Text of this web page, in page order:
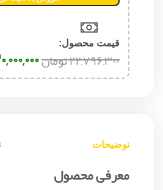
قیمت محصول:​
۲۲,۷۹۶,۳۰۰تومان
توضیحات
معرفی محصول